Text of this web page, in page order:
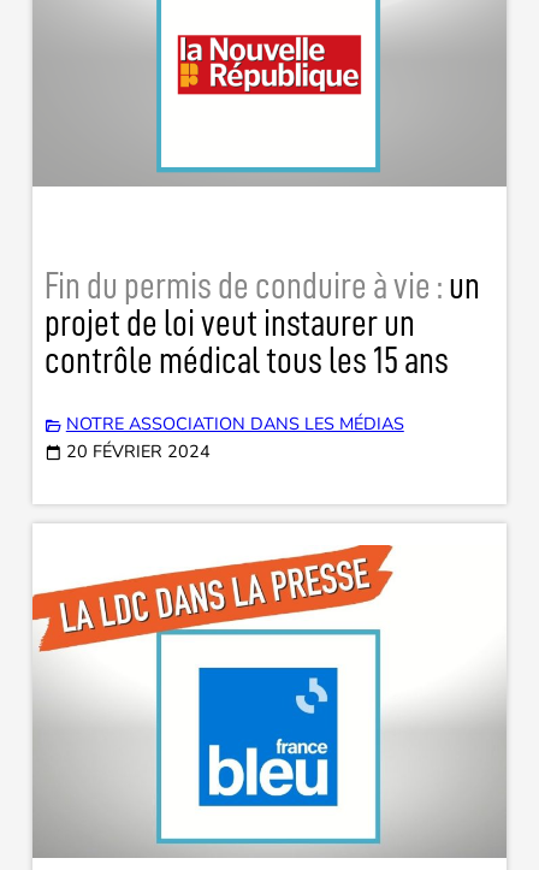
Fin du permis de conduire à vie : un
projet de loi veut instaurer un
contrôle médical tous les 15 ans
NOTRE ASSOCIATION DANS LES MÉDIAS
20 FÉVRIER 2024